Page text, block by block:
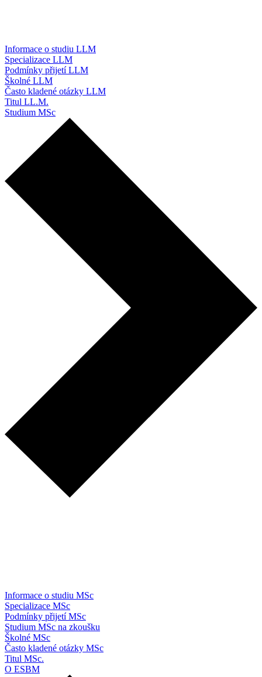
Informace o studiu LLM
Specializace LLM
Podmínky přijetí LLM
Školné LLM
Často kladené otázky LLM
Titul LL.M.
Studium MSc
Informace o studiu MSc
Specializace MSc
Podmínky přijetí MSc
Studium MSc na zkoušku
Školné MSc
Často kladené otázky MSc
Titul MSc.
O ESBM